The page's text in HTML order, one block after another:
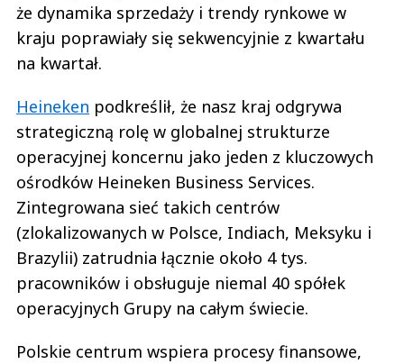
że dynamika sprzedaży i trendy rynkowe w
kraju poprawiały się sekwencyjnie z kwartału
na kwartał.
Heineken podkreślił, że nasz kraj odgrywa
strategiczną rolę w globalnej strukturze
operacyjnej koncernu jako jeden z kluczowych
ośrodków Heineken Business Services.
Zintegrowana sieć takich centrów
(zlokalizowanych w Polsce, Indiach, Meksyku i
Brazylii) zatrudnia łącznie około 4 tys.
pracowników i obsługuje niemal 40 spółek
operacyjnych Grupy na całym świecie.
Polskie centrum wspiera procesy finansowe,